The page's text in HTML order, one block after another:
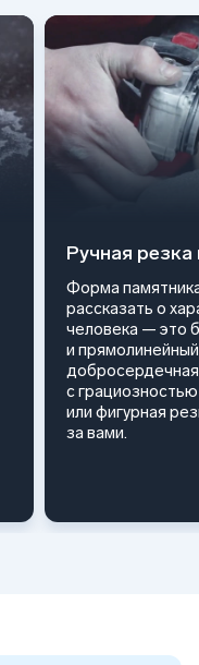
Ручная
Форма
рассказать о
человека — это
и
с
или фигурная
за вами.